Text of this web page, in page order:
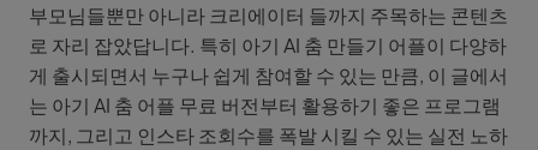
부모님들뿐만 아니라 크리에이터 들까지 주목하는 콘텐츠
로 자리 잡았답니다. 특히 아기 AI 춤 만들기 어플이 다양하
게 출시되면서 누구나 쉽게 참여할 수 있는 만큼, 이 글에서
는 아기 AI 춤 어플 무료 버전부터 활용하기 좋은 프로그램
까지, 그리고 인스타 조회수를 폭발 시킬 수 있는 실전 노하